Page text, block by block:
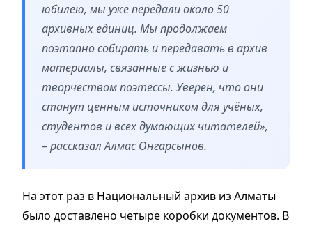
юбилею, мы уже передали около 50
архивных единиц. Мы продолжаем
поэтапно собирать и передавать в архив
материалы, связанные с жизнью и
творчеством поэтессы. Уверен, что они
станут ценным источником для учёных,
студентов и всех думающих читателей»,
– рассказал Алмас Онгарсынов.
На этот раз в Национальный архив из Алматы
было доставлено четыре коробки документов. В